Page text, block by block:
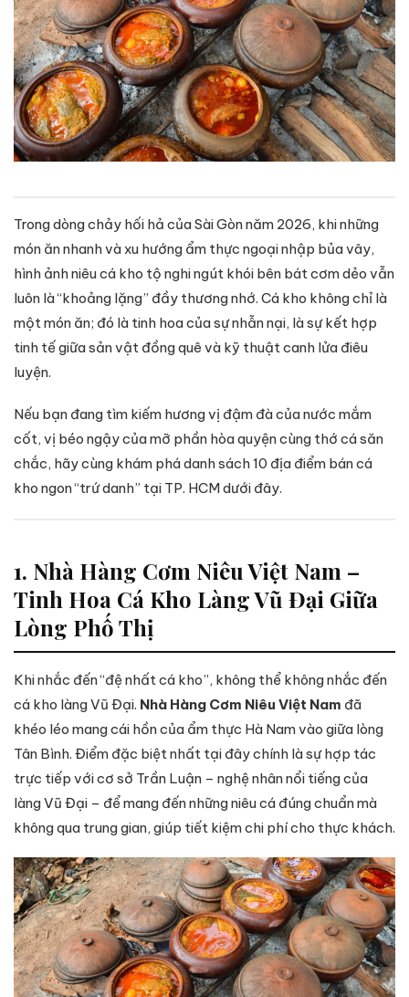
Trong dòng chảy hối hả của Sài Gòn năm 2026, khi những
món ăn nhanh và xu hướng ẩm thực ngoại nhập bủa vây,
hình ảnh niêu cá kho tộ nghi ngút khói bên bát cơm dẻo vẫn
luôn là “khoảng lặng” đầy thương nhớ. Cá kho không chỉ là
một món ăn; đó là tinh hoa của sự nhẫn nại, là sự kết hợp
tinh tế giữa sản vật đồng quê và kỹ thuật canh lửa điêu
luyện.
Nếu bạn đang tìm kiếm hương vị đậm đà của nước mắm
cốt, vị béo ngậy của mỡ phần hòa quyện cùng thớ cá săn
chắc, hãy cùng khám phá danh sách 10 địa điểm bán cá
kho ngon “trứ danh” tại TP. HCM dưới đây.
1. Nhà Hàng Cơm Niêu Việt Nam –
Tinh Hoa Cá Kho Làng Vũ Đại Giữa
Lòng Phố Thị
Khi nhắc đến “đệ nhất cá kho”, không thể không nhắc đến
cá kho làng Vũ Đại. Nhà Hàng Cơm Niêu Việt Nam đã
khéo léo mang cái hồn của ẩm thực Hà Nam vào giữa lòng
Tân Bình. Điểm đặc biệt nhất tại đây chính là sự hợp tác
trực tiếp với cơ sở Trần Luận – nghệ nhân nổi tiếng của
làng Vũ Đại – để mang đến những niêu cá đúng chuẩn mà
không qua trung gian, giúp tiết kiệm chi phí cho thực khách.